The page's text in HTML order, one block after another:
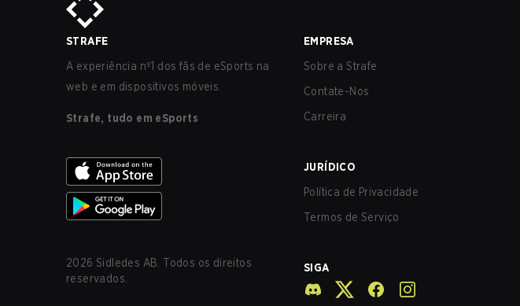
STRAFE
A experiência nº1 dos fãs de eSports na
web e em dispositivos móveis.
Strafe, tudo em eSports
2026 Sidledes AB. Todos os direitos
reservados.
EMPRESA
Sobre a Strafe
Contate-Nos
Carreira
JURÍDICO
Política de Privacidade
Termos de Serviço
SIGA